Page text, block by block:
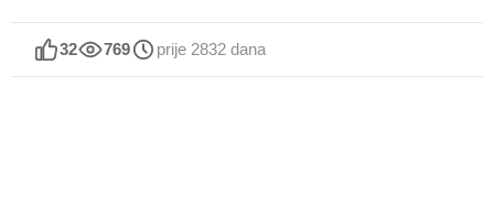
32 769 prije 2832 dana